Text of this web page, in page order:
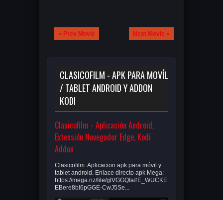
« Prev Movie Next Movie »
CLASICOFILM - APK PARA MOVÍL
/ TABLET ANDROID Y ADDON
KODI
Clasicofilm - Aplicación Android,
Extensión Navegador Edge, Kodi
Addon
Clasicofilm: Aplicacion apk para móvil y
tablet android. Enlace directo apk Mega:
https://mega.nz/file/gtVGGQIa#E_WUCKE
EBere8bl6pGGE-CwJ5Se...